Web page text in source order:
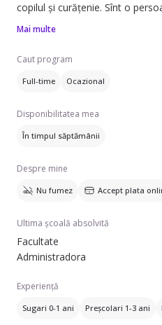
copilul și curățenie. Sînt o
Mai multe
Caut program
Full-time Ocazional
Disponibilitatea mea
În timpul săptămânii
Despre mine
Nu fumez Accept plata
Ultima școală absolvită
Facultate
Administradora
Experiență
Sugari 0-1 ani Preșcolari 1-3 ani